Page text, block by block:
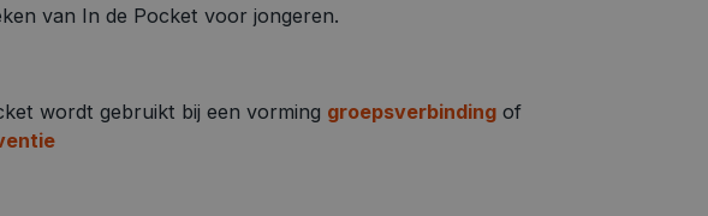
van In de Pocket voor jongeren.
wordt gebruikt bij een vorming groepsverbinding of